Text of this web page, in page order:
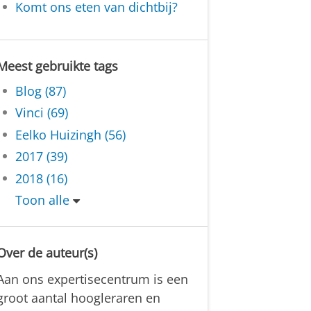
Komt ons eten van dichtbij?
gebruikte tags
Blog (87)
Vinci (69)
Eelko Huizingh (56)
2017 (39)
2018 (16)
Toon alle
de auteur(s)
ons expertisecentrum is een
aantal hoogleraren en